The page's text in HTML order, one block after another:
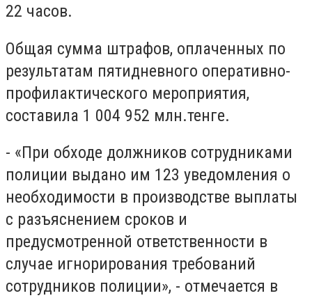
22 часов. ​ ​
Общая сумма штрафов, оплаченных по
результатам пятидневного оперативно-
профилактического мероприятия,
составила 1​ 004​ 952 млн.тенге.
- «При обходе должников сотрудниками
полиции выдано им 123 уведомления о
необходимости в производстве выплаты
с разъяснением сроков и
предусмотренной ответственности в
случае игнорирования требований
сотрудников полиции», - отмечается в